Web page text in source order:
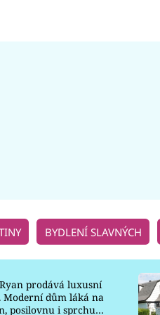
BYDLENÍ SLAVNÝCH
prodává luxusní
Moderní dům láká na
posilovnu i sprchu